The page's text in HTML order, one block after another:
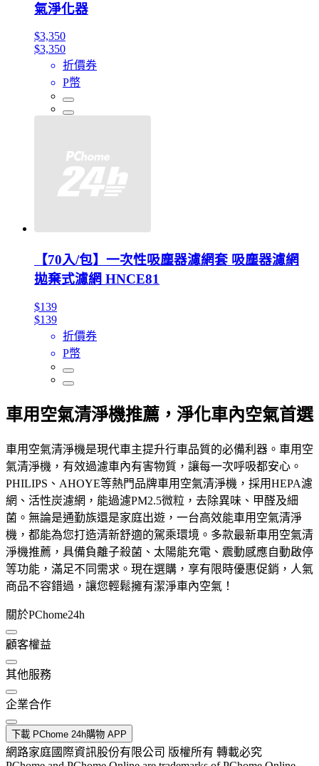
氣淨化器
$3,350
$3,350
折價券
P幣
【70入/包】一次性吸塵器濾網套 吸塵器濾網
拋棄式濾網 HNCE81
$139
$139
折價券
P幣
車用空氣清淨機推薦，淨化車內空氣首選
車用空氣清淨機是現代車主提升行車品質的必備利器。車用空
氣清淨機，有效過濾車內有害物質，讓每一次呼吸都安心。
PHILIPS、AHOYE等熱門品牌車用空氣清淨機，採用HEPA濾
網、活性炭濾網，能過濾PM2.5微粒，去除異味、甲醛及細
菌。無論是通勤族還是家庭出遊，一台高效能車用空氣清淨
機，都能為您打造清新舒適的駕乘環境。多款最新車用空氣清
淨機推薦，具備負離子殺菌、太陽能充電、震動感應自動啟停
等功能，滿足不同需求。現在選購，享有限時優惠促銷，人氣
商品不容錯過，讓您輕鬆擁有潔淨車內空氣！
關於PChome24h
顧客權益
其他服務
企業合作
下載 PChome 24h購物 APP
網路家庭國際資訊股份有限公司 版權所有 轉載必究